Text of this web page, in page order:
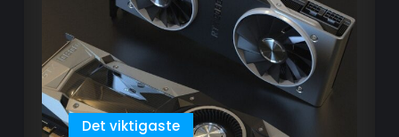
Det viktigaste